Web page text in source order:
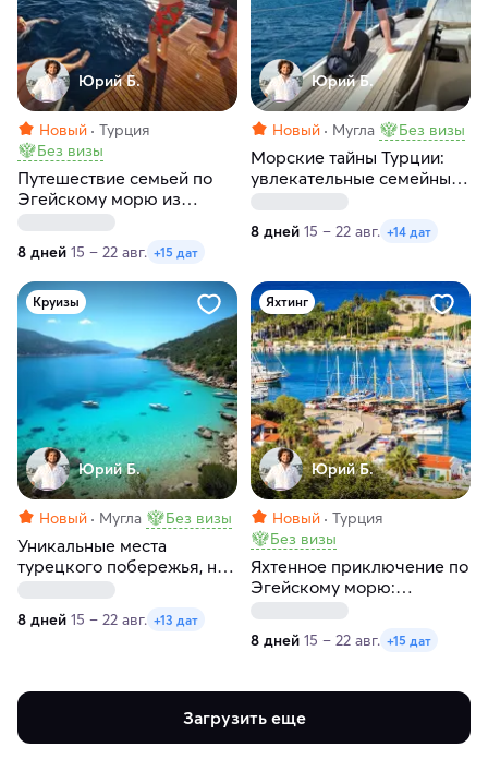
Юрий Б.
Новый
Турция
Без визы
Путешествие семьей по
Эгейскому морю из
8 дней 15 – 22 авг. +15 дат
Юрий Б.
Новый Мугла Без визы
Морские тайны Турции:
увлекательные семейные
Баварии из Финике)
8 дней 15 – 22 авг. +14 дат
Круизы
Юрий Б.
Новый Мугла Без визы
Уникальные места
турецкого побережья, на
(на Баварии из Финике)
8 дней 15 – 22 авг. +13 дат
Яхтинг
Юрий Б.
Новый
Турция
Без визы
Яхтенное приключение по
Эгейскому морю:
стороны (на Гюлете из
Бодрума)
8 дней 15 – 22 авг. +15 дат
Загрузить еще